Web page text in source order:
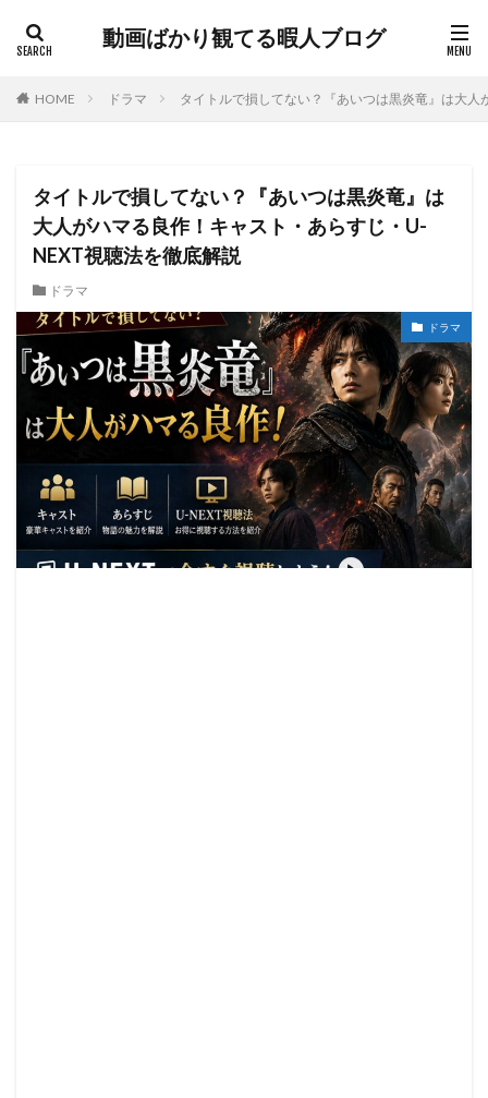
動画ばかり観てる暇人ブログ
HOME ドラマ タイトルで損してない？『あいつは黒炎竜』は大
タイトルで損してない？『あいつは黒炎竜』は
大人がハマる良作！キャスト・あらすじ・U-
NEXT視聴法を徹底解説
ドラマ
ドラマ